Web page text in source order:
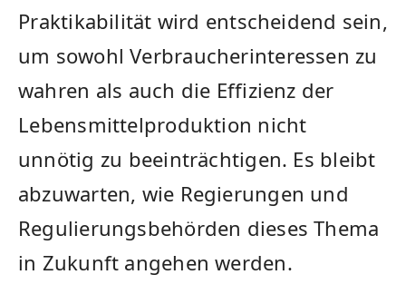
⁣Praktikabilität wird entscheidend sein,
um sowohl Verbraucherinteressen zu
wahren ⁢als auch die‍ Effizienz der
⁢Lebensmittelproduktion nicht
unnötig zu⁣ beeinträchtigen. Es ⁤bleibt
abzuwarten, wie ​Regierungen und
Regulierungsbehörden dieses Thema
in ​Zukunft angehen werden.